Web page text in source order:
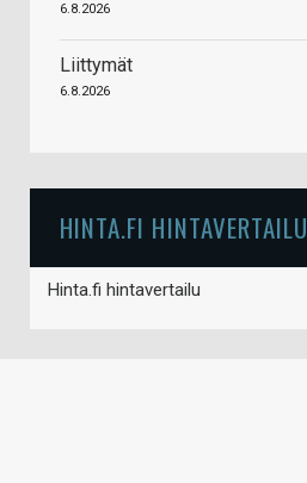
6.8.2026
Liittymät
6.8.2026
HINTA.FI HINTAVERTAILU
Hinta.fi hintavertailu